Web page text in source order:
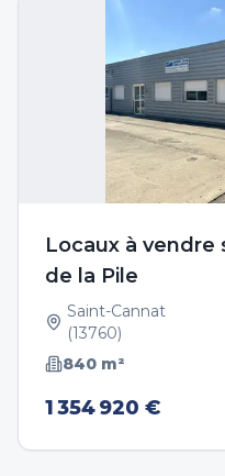
Locaux à vendre
de la Pile
Saint-Cannat
(13760)
840 m²
1 354 920 €